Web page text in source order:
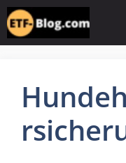
Zum
Inhalt
springen